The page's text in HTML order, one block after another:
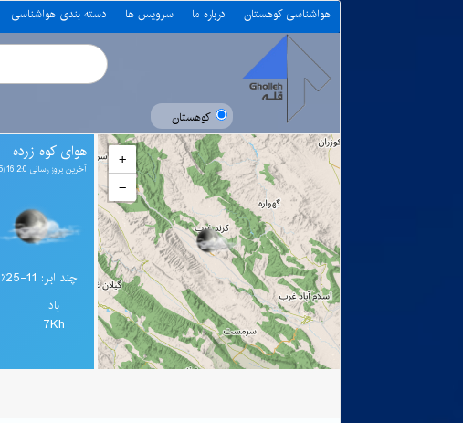
هواشناسی کوهستان درباره ما سرویس ها دسته بندی هواشناسی
کوهستان
+
−
هوای کوه زرده
آخرین بروز رسانی 2:0 1405/5/16
چند ابر: 11-25٪
باد
7Kh